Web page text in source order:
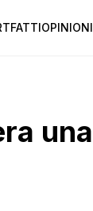
FATTIOPINIONI
una